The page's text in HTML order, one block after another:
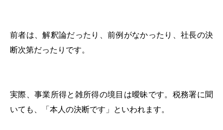
前者は、解釈論だったり、前例がなかったり、社長の決
断次第だったりです。
実際、事業所得と雑所得の境目は曖昧です。税務署に聞
いても、「本人の決断です」といわれます。